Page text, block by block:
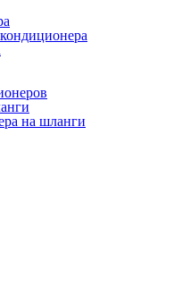
на шланги